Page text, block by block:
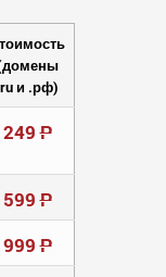
и .рф)
249Р
599Р
999Р